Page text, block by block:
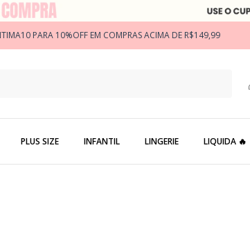
PARA 10%OFF EM COMPRAS ACIMA DE R$149,99
PLUS SIZE INFANTIL LINGERIE LIQUIDA 🔥